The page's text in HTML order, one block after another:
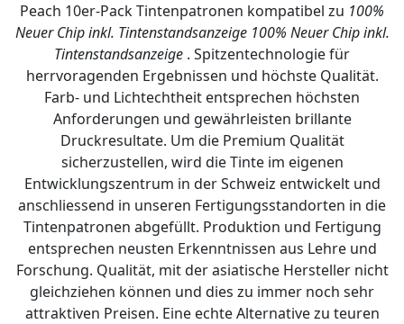
Peach 10er-Pack Tintenpatronen kompatibel zu 100%
Neuer Chip inkl. Tintenstandsanzeige 100% Neuer Chip inkl.
Tintenstandsanzeige . Spitzentechnologie für
herrvoragenden Ergebnissen und höchste Qualität.
Farb- und Lichtechtheit entsprechen höchsten
Anforderungen und gewährleisten brillante
Druckresultate. Um die Premium Qualität
sicherzustellen, wird die Tinte im eigenen
Entwicklungszentrum in der Schweiz entwickelt und
anschliessend in unseren Fertigungsstandorten in die
Tintenpatronen abgefüllt. Produktion und Fertigung
entsprechen neusten Erkenntnissen aus Lehre und
Forschung. Qualität, mit der asiatische Hersteller nicht
gleichziehen können und dies zu immer noch sehr
attraktiven Preisen. Eine echte Alternative zu teuren